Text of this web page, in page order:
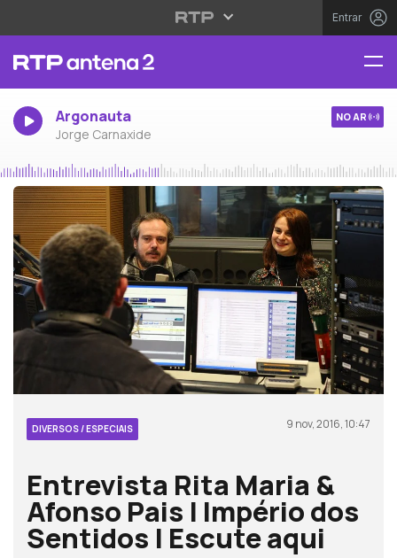
Entrar
Argonauta
Jorge Carnaxide
NO AR
DIVERSOS / ESPECIAIS 9 nov, 2016, 10:47
Entrevista Rita Maria &
Afonso Pais | Império dos
Sentidos | Escute aqui